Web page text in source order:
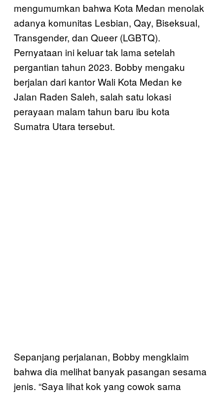
mengumumkan bahwa Kota Medan menolak
adanya komunitas Lesbian, Qay, Biseksual,
Transgender, dan Queer (LGBTQ).
Pernyataan ini keluar tak lama setelah
pergantian tahun 2023. Bobby mengaku
berjalan dari kantor Wali Kota Medan ke
Jalan Raden Saleh, salah satu lokasi
perayaan malam tahun baru ibu kota
Sumatra Utara tersebut.
Sepanjang perjalanan, Bobby mengklaim
bahwa dia melihat banyak pasangan sesama
jenis. “Saya lihat kok yang cowok sama